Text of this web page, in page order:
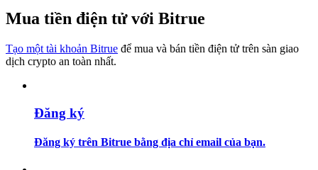
Hướng dẫn
Mua tiền điện tử với Bitrue
Tạo một tài khoản Bitrue để mua và bán tiền điện tử trên sàn giao
dịch crypto an toàn nhất.
Đăng ký
Đăng ký trên Bitrue bằng địa chỉ email của bạn.